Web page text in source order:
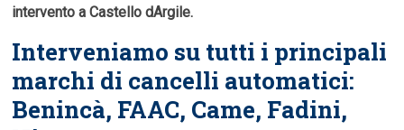
intervento a Castello dArgile.
Interveniamo su tutti i principali
marchi di cancelli automatici:
Benincà, FAAC, Came, Fadini,